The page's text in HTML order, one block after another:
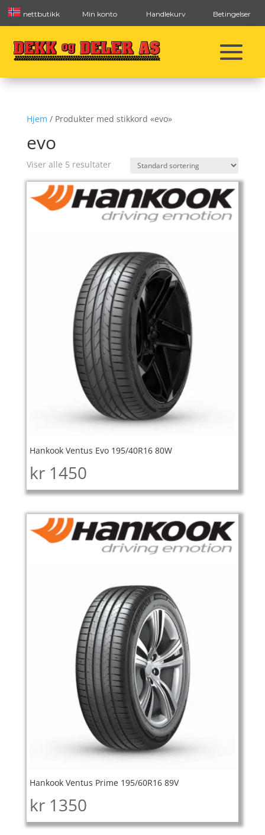
nettbutikk Min konto Handlekurv Betingelser
Hjem / Produkter med stikkord «evo»
evo
Viser alle 5 resultater
Hankook Ventus Evo 195/40R16 80W
kr 1450
Hankook Ventus Prime 195/60R16 89V
kr 1350